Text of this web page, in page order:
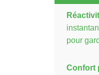
pour
Confort